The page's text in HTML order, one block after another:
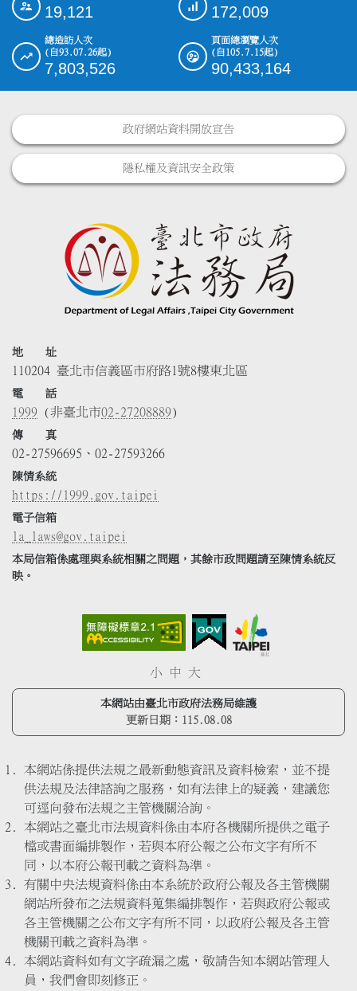
19,121 172,009
總造訪人次
(自93.07.26起)
7,803,526
頁面總瀏覽人次
(自105.7.15起)
90,433,164
政府網站資料開放宣告
隱私權及資訊安全政策
地 址
110204 臺北市信義區市府路1號8樓東北區
電 話
1999 (非臺北市02-27208889)
傳 真
02-27596695、02-27593266
陳情系統
https://1999.gov.taipei
電子信箱
la_laws@gov.taipei
本局信箱係處理與系統相關之問題，其餘市政問題請至陳情系統反
映。
小 中 大
本網站由臺北市政府法務局維護
更新日期： 115.08.08
本網站係提供法規之最新動態資訊及資料檢索，並不提
供法規及法律諮詢之服務，如有法律上的疑義，建議您
可逕向發布法規之主管機關洽詢。
本網站之臺北市法規資料係由本府各機關所提供之電子
檔或書面編排製作，若與本府公報之公布文字有所不
同，以本府公報刊載之資料為準。
有關中央法規資料係由本系統於政府公報及各主管機關
網站所發布之法規資料蒐集編排製作，若與政府公報或
各主管機關之公布文字有所不同，以政府公報及各主管
機關刊載之資料為準。
本網站資料如有文字疏漏之處，敬請告知本網站管理人
員，我們會即刻修正。